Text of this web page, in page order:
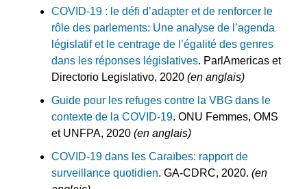
COVID-19 : le défi d’adapter et de renforcer le
rôle des parlements: Une analyse de l’agenda
législatif et le centrage de l’égalité des genres
dans les réponses législatives. ParlAmericas et
Directorio Legislativo, 2020 (en anglais)
Guide pour les refuges contre la VBG dans le
contexte de la COVID-19. ONU Femmes, OMS
et UNFPA, 2020 (en anglais)
COVID-19 dans les Caraïbes: rapport de
surveillance quotidien. GA-CDRC, 2020. (en